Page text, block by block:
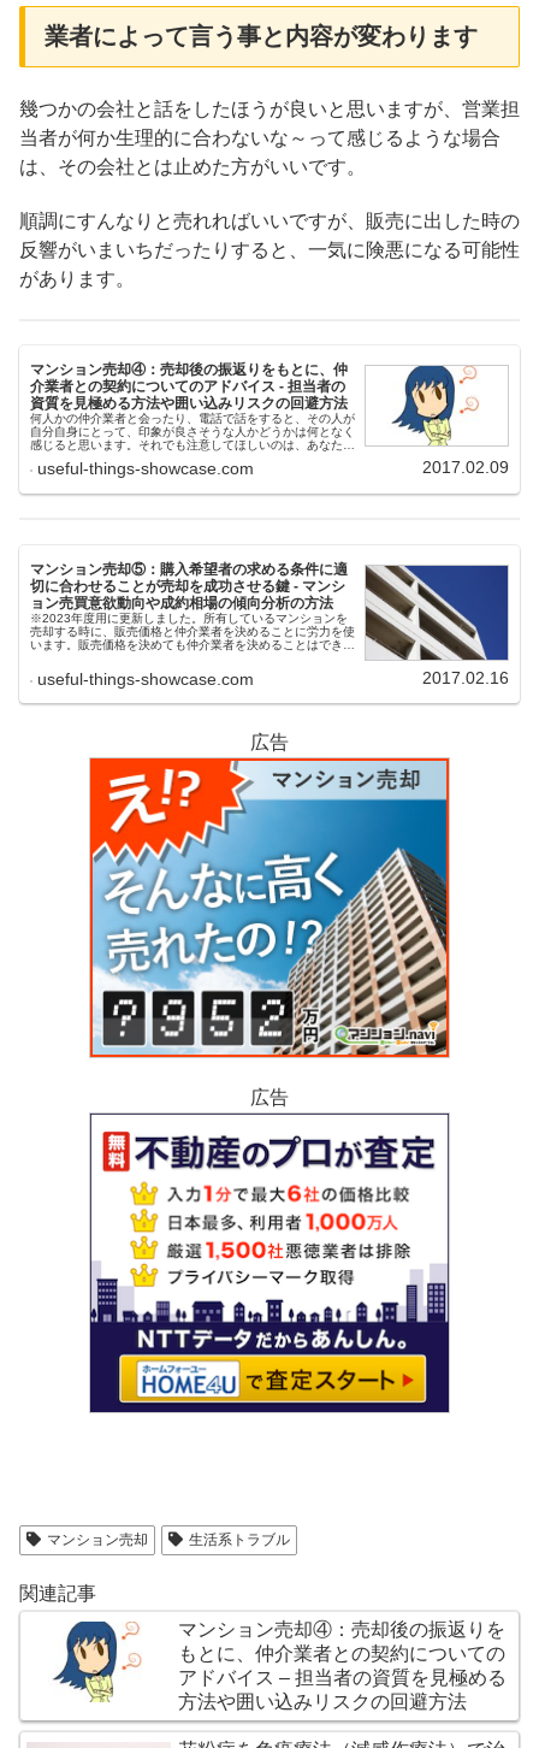
業者によって言う事と内容が変わります
幾つかの会社と話をしたほうが良いと思いますが、営業担
当者が何か生理的に合わないな～って感じるような場合
は、その会社とは止めた方がいいです。
順調にすんなりと売れればいいですが、販売に出した時の
反響がいまいちだったりすると、一気に険悪になる可能性
があります。
マンション売却④：売却後の振返りをもとに、仲
介業者との契約についてのアドバイス - 担当者の
資質を見極める方法や囲い込みリスクの回避方法
何人かの仲介業者と会ったり、電話で話をすると、その人が
自分自身にとって、印象が良さそうな人かどうかは何となく
感じると思います。それでも注意してほしいのは、あなた自
コミュニケーションを取っ...
useful-things-showcase.com 2017.02.09
マンション売却⑤：購入希望者の求める条件に適
切に合わせることが売却を成功させる鍵 - マンシ
ョン売買意欲動向や成約相場の傾向分析の方法
※2023年度用に更新しました。所有しているマンションを
売却する時に、販売価格と仲介業者を決めることに労力を使
います。販売価格を決めても仲介業者を決めることはできま
す。何度も書きますが、仲...
useful-things-showcase.com 2017.02.16
広告
広告
マンション売却 生活系トラブル
関連記事
マンション売却④：売却後の振返りを
もとに、仲介業者との契約についての
アドバイス – 担当者の資質を見極める
方法や囲い込みリスクの回避方法